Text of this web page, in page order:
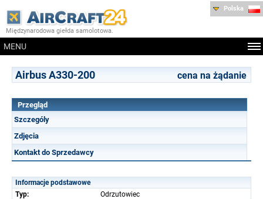
Międzynarodowa giełda samolotowa.
MENU
Polska
Airbus A330-200 cena na żądanie
Przegląd
Szczególy
Zdjęcia
Kontakt do Sprzedawcy
Informacje podstawowe
Typ:
Odrzutowiec